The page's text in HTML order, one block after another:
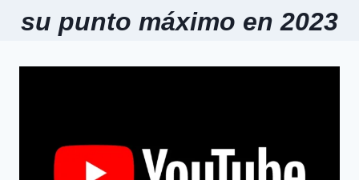
su punto máximo en 2023